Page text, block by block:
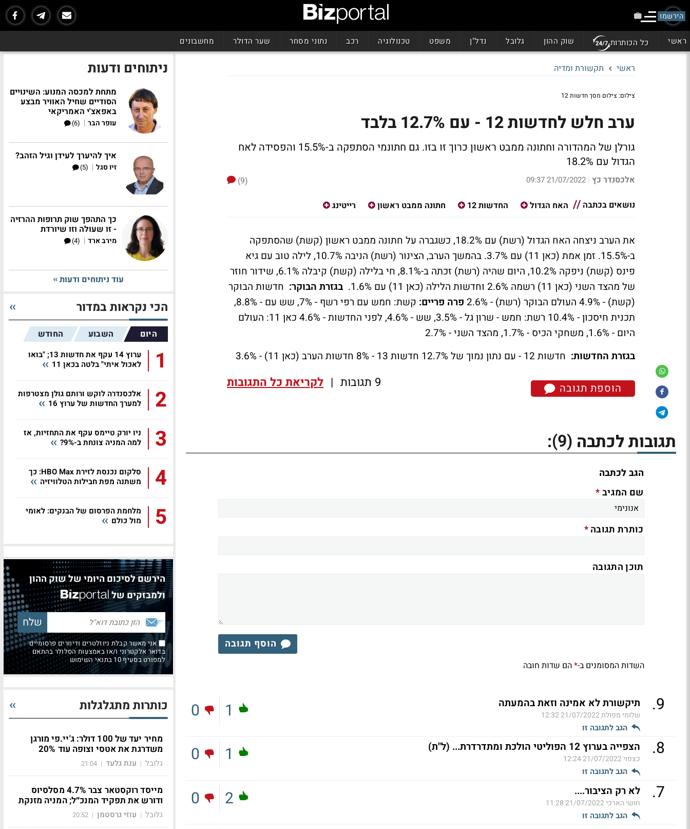
הירשמו
ראשי כל הכותרות שוק ההון גלובל נדל"ן משפט טכנולוגיה רכב נתוני מסחר שער הדולר מחשבונים
ראשי תקשורת ומדיה
צילום: צילום מסך חדשות 12
ערב חלש לחדשות 12 - עם 12.7% בלבד
גורלן של המהדורה וחתונה ממבט ראשון כרוך זו בזו. גם חתונמי הסתפקה ב-15.5% והפסידה לאח
הגדול עם 18.2%
אלכסנדר כץ |
21/07/2022 09:37
(9)
נושאים בכתבה
האח הגדול החדשות 12 חתונה ממבט ראשון רייטינג
את הערב ניצחה האח הגדול (רשת) עם 18.2%, כשגברה על חתונה ממבט ראשון (קשת) שהסתפקה
ב-15.5%. זמן אמת (כאן 11) עם 3.7%. בהמשך הערב, הצינור (רשת) הניבה 10.7%, לילה טוב עם גיא
פינס (קשת) ניפקה 10.2%, היום שהיה (רשת) זכתה ב-8.1%, חי בלילה (קשת) קיבלה 6.1%, שידור חוזר
של מהצד השני (כאן 11) רשמה 2.6% וחדשות הלילה (כאן 11) עם 1.6%.
בגזרת הבוקר: חדשות הבוקר
(קשת) - 4.9% העולם הבוקר (רשת) - 2.6%
פרה פריים:
קשת: חמש עם רפי רשף - 7%, שש עם - 8.8%,
תכנית חיסכון - 10.4% רשת: חמש - שרון גל - 3.5%, שש - 4.6%, לפני החדשות - 4.6% כאן 11: העולם
היום - 1.6%, משחקי הכיס - 1.7%, מהצד השני - 2.7%
בגזרת החדשות: חדשות 12 - עם נתון נמוך של 12.7% חדשות 13 - 8% חדשות הערב (כאן 11) - 3.6%
הוספת תגובה 9 תגובות | לקריאת כל התגובות
תגובות לכתבה (9)
:
הגב לכתבה
שם המגיב*
כותרת תגובה*
תוכן התגובה
הוסף תגובה
השדות המסומנים ב-*הם שדות חובה
9
. תיקשורת לא אמינה וזאת בהמעתה
שלומי מפולת21/07/2022 12:32
הגב לתגובה זו
1
0
8
. הצפייה בערוץ 12 הפוליטי הולכת ומתדרדרת... (ל"ת)
כצפוי21/07/2022 12:24
הגב לתגובה זו
1
0
7
. לא רק הציבור....
חושי הארכי21/07/2022 11:28
הגב לתגובה זו
2
0
ניתוחים ודעות
מתחת למכסה המנוע: השינויים
הסודיים שחיל האוויר מבצע
באפאצ'י האמריקאי
עופר הבר |
(6)
איך להיערך לעידן וגיל הזהב?
זיו סגל |
(5)
כך התהפך שוק תרופות ההרזיה
- זו שעולה וזו שיורדת
מירב ארד |
(4)
עוד ניתוחים ודעות
הכי נקראות במדור
היום השבוע החודש
1
ערוץ 14 עקף את חדשות 13; "בואו
לאכול איתי" בלטה בכאן 11
2
אלכסנדרה לוקש ורותם גולן מצטרפות
למערך החדשות של ערוץ 16
3
ניו יורק טיימס עקף את התחזיות, אז
למה המניה צונחת ב-9%?
4
סלקום נכנסת לזירת HBO Max: כך
משתנה מפת חבילות הטלוויזיה
5
מלחמת הפרסום של הבנקים: לאומי
מול כולם
הירשם לסיכום היומי של שוק ההון
ולמבזקים של
אני מאשר קבלת ניוזלטרים ודיוורים פרסומיים
בדואר אלקטרוני ו/או באמצעות הסלולר בהתאם
למפורט בסעיף 10 בתנאי השימוש
כותרות מתגלגלות
מחיר יעד של 100 דולר: ג'יי.פי מורגן
משדרגת את אטסי וצופה עוד 20%
גלובל | ענת גלעד |
21:04
מייסד רוקסטאר צבר 4.7% מסלסיוס
ודורש את תפקיד המנכ״ל; המניה מזנקת
גלובל | עוזי גרסטמן |
20:52